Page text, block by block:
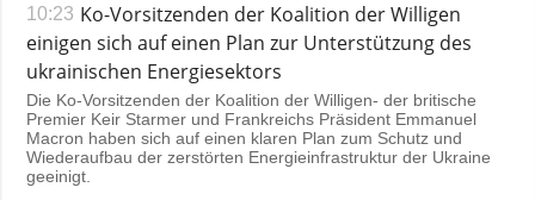
10:23 Ko-Vorsitzenden der Koalition der Willigen
einigen sich auf einen Plan zur Unterstützung des
ukrainischen Energiesektors
Die Ko-Vorsitzenden der Koalition der Willigen- der britische
Premier Keir Starmer und Frankreichs Präsident Emmanuel
Macron haben sich auf einen klaren Plan zum Schutz und
Wiederaufbau der zerstörten Energieinfrastruktur der Ukraine
geeinigt.